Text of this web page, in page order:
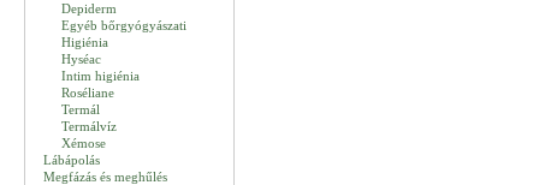
Depiderm
Egyéb bőrgyógyászati
Higiénia
Hyséac
Intim higiénia
Roséliane
Termál
Termálvíz
Xémose
Lábápolás
Megfázás és meghűlés